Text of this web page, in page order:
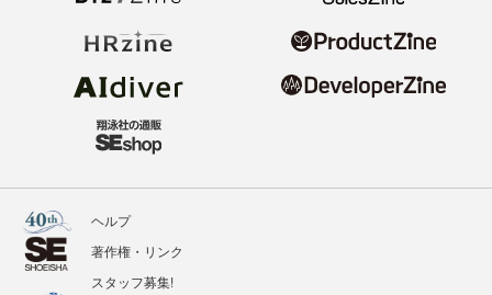
ヘルプ
著作権・リンク
スタッフ募集!